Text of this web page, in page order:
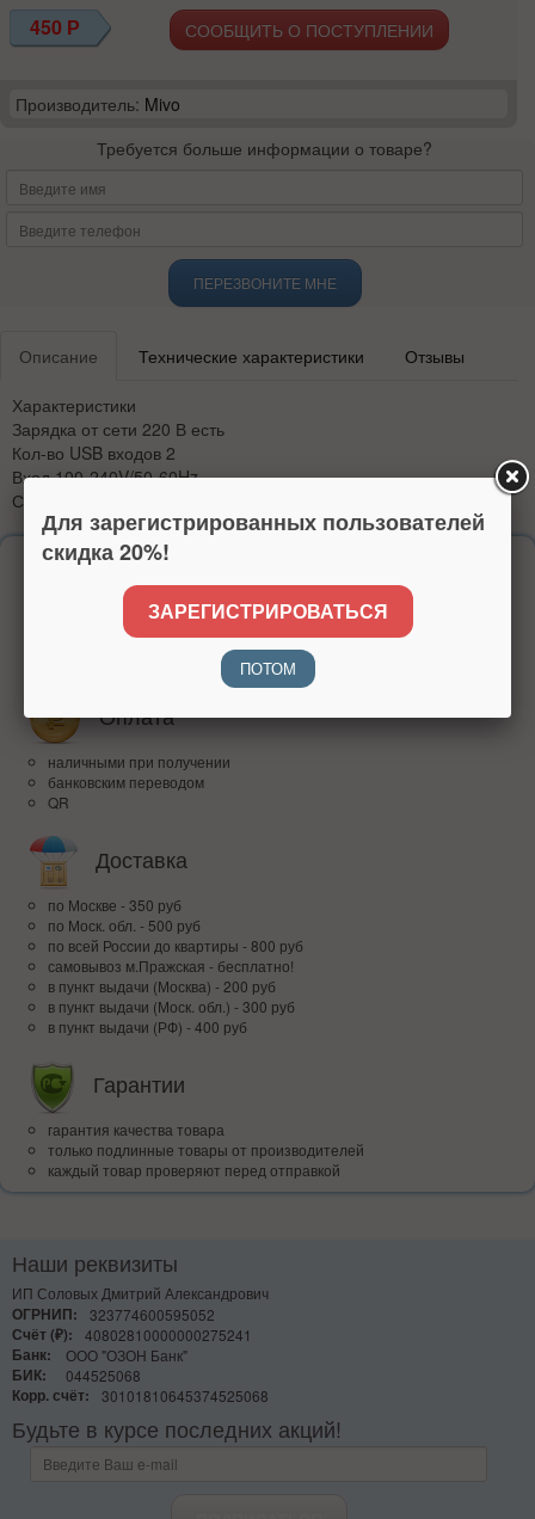
450 Р СООБЩИТЬ О ПОСТУПЛЕНИИ
Производитель: Mivo
Требуется больше информации о товаре?
ПЕРЕЗВОНИТЕ МНЕ
Описание Технические характеристики Отзывы
Характеристики
Зарядка от сети 220 В есть
Кол-во USB входов 2
Вход 100-240V/50-60Hz
Сила тока 5V-2.4А
более 15 лет на рынке
высокий рейтинг
доверие покупателей по всей России
Оплата
наличными при получении
банковским переводом
QR
Доставка
по Москве - 350 руб
по Моск. обл. - 500 руб
по всей Росcии до квартиры - 800 руб
самовывоз м.Пражская - бесплатно!
в пункт выдачи (Москва) - 200 руб
в пункт выдачи (Моск. обл.) - 300 руб
в пункт выдачи (РФ) - 400 руб
Гарантии
гарантия качества товара
только подлинные товары от производителей
каждый товар проверяют перед отправкой
Наши реквизиты
ИП Соловых Дмитрий Александрович
ОГРНИП:
323774600595052
Счёт (₽):
40802810000000275241
Банк:
ООО "ОЗОН Банк"
БИК:
044525068
Корр. счёт:
30101810645374525068
Будьте в курсе последних акций!
Для зарегистрированных пользователей
скидка 20%!
ЗАРЕГИСТРИРОВАТЬСЯ
ПОТОМ